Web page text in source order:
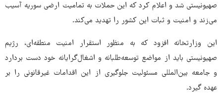
صهیونیستی شد و اعلام کرد که این حملات به تمامیت ارضی سوریه آسیب
می‌زند و امنیت و ثبات این کشور را تهدید می‌کند.
این وزارتخانه افزود که به‌ منظور استقرار امنیت منطقه‌ای، رژیم
صهیونیستی باید از مواضع توسعه‌طلبانه و اشغال‌گرایانه خود دست بردارد
و جامعه بین‌المللی مسئولیت جلوگیری از این اقدامات غیرقانونی را بر
عهده گیرد.